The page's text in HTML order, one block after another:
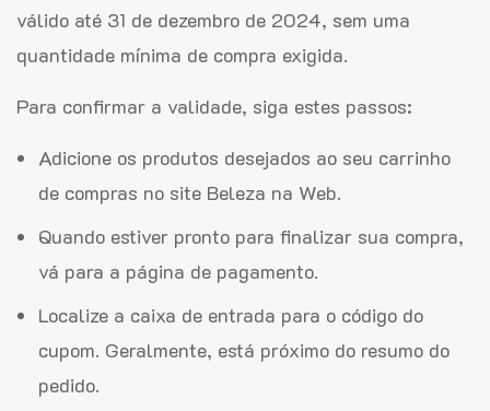
válido até 31 de dezembro de 2024, sem uma
quantidade mínima de compra exigida.
Para confirmar a validade, siga estes passos:
Adicione os produtos desejados ao seu carrinho
de compras no site Beleza na Web.
Quando estiver pronto para finalizar sua compra,
vá para a página de pagamento.
Localize a caixa de entrada para o código do
cupom. Geralmente, está próximo do resumo do
pedido.